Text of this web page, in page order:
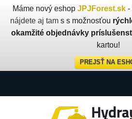
Máme nový eshop JPJForest.sk -
nájdete aj tams s možnosťou
okamžité objednávky
kartou!
PREJSŤ NA